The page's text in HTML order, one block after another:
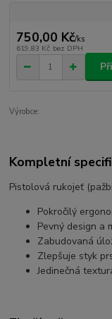
750,00 Kč/ks
619,83 Kč bez DPH
Výrobce:
Kompletní
Pistolová rukojeť
Pokročilý
Pevný design a
Zabudovaná
Zlepšuje styk
Jedinečná